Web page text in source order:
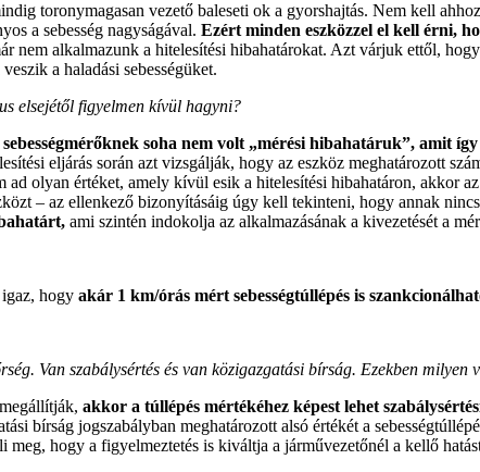
toronymagasan vezető baleseti ok a gyorshajtás. Nem kell
a sebesség nagyságával. Ezért minden eszközzel el kell érni,
nem alkalmazunk a hitelesítési hibahatárokat. Azt várjuk ettől,
a haladási sebességüket.
elsejétől figyelmen kívül hagyni?
sebességmérőknek soha nem volt „mérési hibahatáruk”, amit
eljárás során azt vizsgálják, hogy az eszköz meghatározott
ad olyan értéket, amely kívül esik a hitelesítési hibahatáron, akkor
– az ellenkező bizonyításáig úgy kell tekinteni, hogy annak
ami szintén indokolja az alkalmazásának a kivezetését a
hogy akár 1 km/órás mért sebességtúllépés is
Van szabálysértés és van közigazgatási bírság. Ezekben milyen
akkor a túllépés mértékéhez képest lehet
bírság jogszabályban meghatározott alsó értékét a
meg, hogy a figyelmeztetés is kiváltja a járművezetőnél a kellő